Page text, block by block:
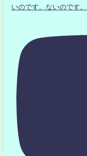
いのです。ないのです。